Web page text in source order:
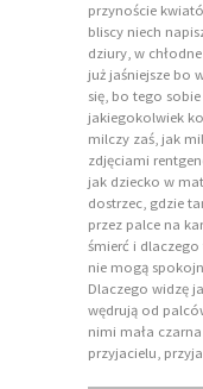
przynoście
bliscy niech
dziury, w
już jaśniejsze bo
się, bo tego
jakiegokolwiek
milczy zaś, jak
zdjęciami
jak dziecko w
dostrzec, gdzie
przez palce na
śmierć i dlaczego
nie mogą
Dlaczego widzę
wędrują od
nimi mała
przyjacielu,